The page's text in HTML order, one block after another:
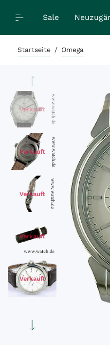
Sale
Startseite / Omega
Verkauft
Verkauft
Verkauft
Verkauft
Verkauft